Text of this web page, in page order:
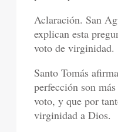
Aclaración. San
explican esta
voto de virginidad.
Santo Tomás
perfección son
voto, y que por
virginidad a Dios.